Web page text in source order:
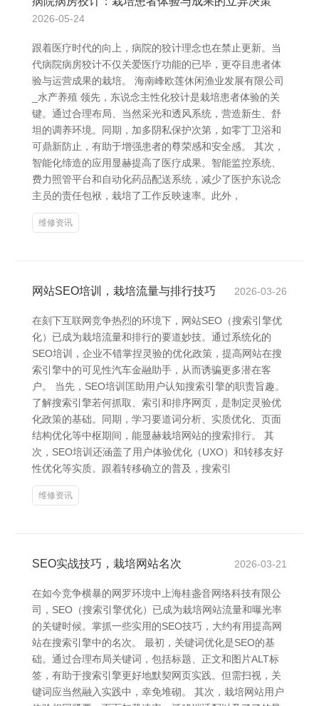
2026-05-24
跟着医疗时代的向上，病院的狡计理念也在禁止更新。当
代病院病房狡计不仅关爱医疗功能的已毕，更夺目患者体
验与运营成果的栽培。 海南峰欧莲休闲渔业发展有限公司
_水产养殖 领先，东说念主性化狡计是栽培患者体验的关
键。通过合理布局、当然采光和透风系统，营造新生、舒
坦的调养环境。同期，加多阴私保护次第，如零丁卫浴和
可鼎新防止，有助于增强患者的尊荣感和安全感。 其次，
智能化缔造的应用显赫提高了医疗成果。智能监控系统、
费力照管平台和自动化药品配送系统，减少了医护东说念
主员的责任包袱，栽培了工作反映速率。此外，
维修资讯
网站SEO培训，栽培流量与排行技巧 2026-03-26
在刻下互联网竞争热烈的环境下，网站SEO（搜索引擎优
化）已成为栽培流量和排行的要道妙技。通过系统化的
SEO培训，企业不错掌捏灵验的优化政策，提高网站在搜
索引擎中的可见性汽车金融助手，从而诱骗更多潜在客
户。 当先，SEO培训匡助用户认知搜索引擎的职责旨趣。
了解搜索引擎若何抓取、索引和排序网页，是制定灵验优
化政策的基础。同期，学习要道词分析、实质优化、页面
结构优化等中枢期间，能显赫栽培网站的搜索排行。 其
次，SEO培训还涵盖了用户体验优化（UXO）和转移友好
性优化等实质。跟着转移确立的普及，搜索引
维修资讯
SEO实战技巧，栽培网站名次 2026-03-21
在如今竞争横暴的网罗环境中上海桂盏音网络科技有限公
司，SEO（搜索引擎优化）已成为栽培网站流量和曝光率
的关键时候。掌抓一些实用的SEO技巧，大约有用提高网
站在搜索引擎中的名次。 最初，关键词优化是SEO的基
础。通过合理布局关键词，包括标题、正文和图片ALT标
签，有助于搜索引擎更好地默契网页实践。但需扫视，关
键词应当然融入实践中，幸免堆砌。 其次，栽培网站用户